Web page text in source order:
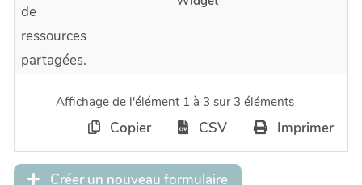
de
ressources
partagées.
Affichage de l'élément 1 à 3 sur 3 éléments
Copier CSV Imprimer
Créer un nouveau formulaire